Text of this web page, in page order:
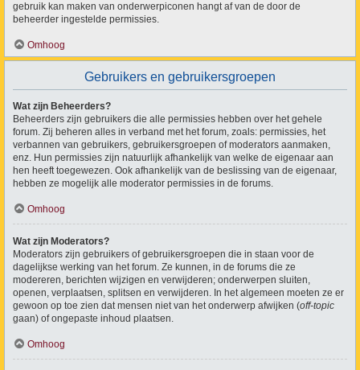
gebruik kan maken van onderwerpiconen hangt af van de door de
beheerder ingestelde permissies.
Omhoog
Gebruikers en gebruikersgroepen
Wat zijn Beheerders?
Beheerders zijn gebruikers die alle permissies hebben over het gehele
forum. Zij beheren alles in verband met het forum, zoals: permissies, het
verbannen van gebruikers, gebruikersgroepen of moderators aanmaken,
enz. Hun permissies zijn natuurlijk afhankelijk van welke de eigenaar aan
hen heeft toegewezen. Ook afhankelijk van de beslissing van de eigenaar,
hebben ze mogelijk alle moderator permissies in de forums.
Omhoog
Wat zijn Moderators?
Moderators zijn gebruikers of gebruikersgroepen die in staan voor de
dagelijkse werking van het forum. Ze kunnen, in de forums die ze
modereren, berichten wijzigen en verwijderen; onderwerpen sluiten,
openen, verplaatsen, splitsen en verwijderen. In het algemeen moeten ze er
gewoon op toe zien dat mensen niet van het onderwerp afwijken (off-topic
gaan) of ongepaste inhoud plaatsen.
Omhoog